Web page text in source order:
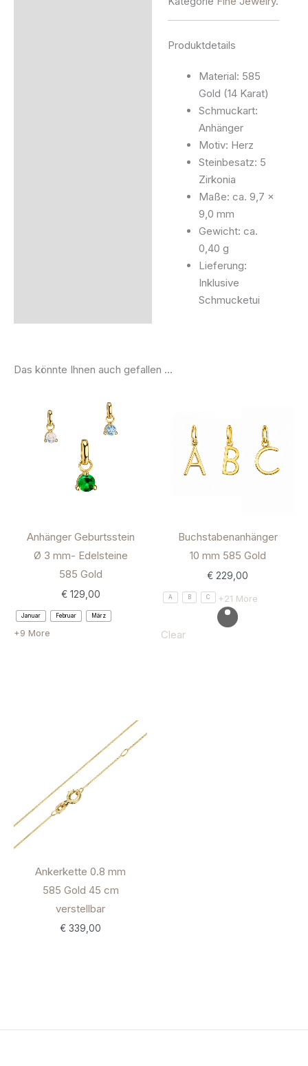
Produktdetails
Material: 585
Gold (14 Karat)
Schmuckart:
Anhänger
Motiv: Herz
Steinbesatz: 5
Zirkonia
Maße: ca. 9,7 ×
9,0 mm
Gewicht: ca.
0,40 g
Lieferung:
Inklusive
Schmucketui
Das könnte Ihnen auch gefallen …
Anhänger Geburtsstein
Ø 3 mm- Edelsteine
585 Gold
€129,00
Januar Februar März
+9 More
Buchstabenanhänger
10 mm 585 Gold
€ 229,00
A B C +21 More
Clear
Ankerkette 0.8 mm
585 Gold 45 cm
verstellbar
€ 339,00